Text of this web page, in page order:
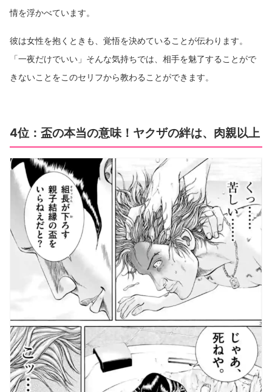
情を浮かべています。
彼は女性を抱くときも、覚悟を決めていることが伝わります。
「一夜だけでいい」そんな気持ちでは、相手を魅了することがで
きないことをこのセリフから教わることができます。
4位：盃の本当の意味！ヤクザの絆は、肉親以上